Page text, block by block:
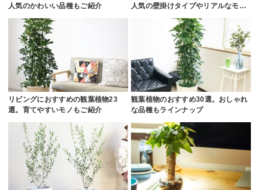
人気のかわいい品種もご紹介
人気の壁掛けタイプやリアルなモ…
リビングにおすすめの観葉植物23
選。育てやすいモノもご紹介
観葉植物のおすすめ30選。おしゃれ
な品種もラインナップ